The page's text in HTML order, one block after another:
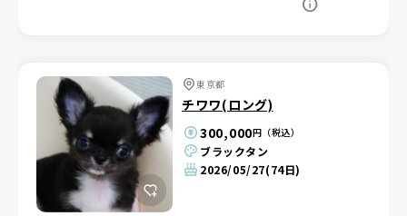
東京都
チワワ(ロング)
300,000円（税込）
ブラックタン
2026/05/27(74日)